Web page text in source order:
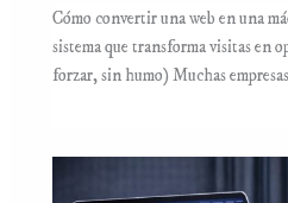
Cómo convertir una web en una
sistema que transforma visitas en
forzar, sin humo) Muchas